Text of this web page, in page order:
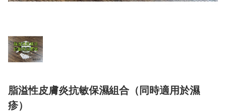
脂溢性皮膚炎抗敏保濕組合（同時適用於濕
疹）